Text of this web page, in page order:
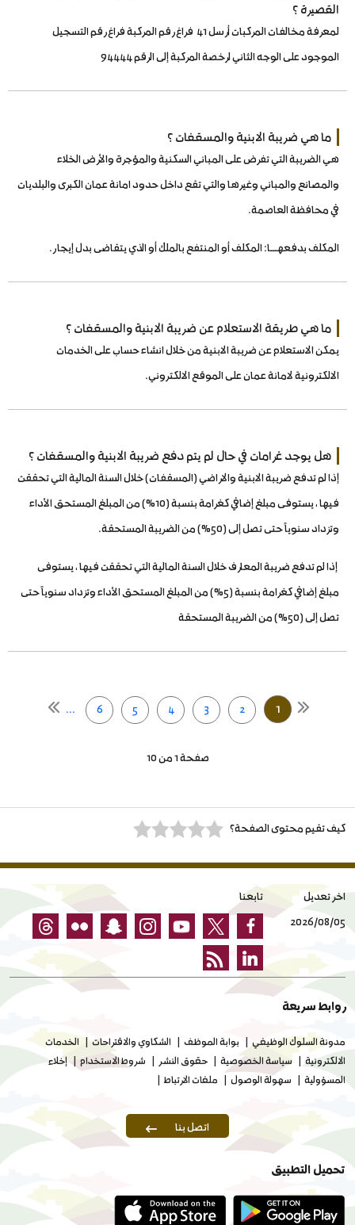
القصيرة ؟
لمعرفة مخالفات المركبات أرسل 41 فراغ رقم المركبة فراغ رقم التسجيل
الموجود على الوجه الثاني لرخصة المركبة إلى الرقم 94444
ما هي ضريبة الابنية والمسقفات ؟
هي الضريبة التي تفرض على المباني السكنية والمؤجرة والأرض الخلاء
والمصانع والمباني وغيرها والتي تقع داخل حدود امانة عمان الكبرى والبلديات
في محافظة العاصمة.
المكلف بدفعهـــا: المكلف أو المنتفع بالملك أو الذي يتقاضى بدل إيجار.
ما هي طريقة الاستعلام عن ضريبة الابنية والمسقفات ؟
يمكن الاستعلام عن ضريبة الابنية من خلال انشاء حساب على الخدمات
الالكترونية لامانة عمان على الموقع الالكتروني.
هل يوجد غرامات في حال لم يتم دفع ضريبة الابنية والمسقفات ؟
إذا لم تدفع ضريبة الابنية والاراضي (المسقفات) خلال السنة المالية التي تحققت
فيها ، يستوفى مبلغ إضافي كغرامة بنسبة (10%) من المبلغ المستحق الأداء
وتزداد سنوياً حتى تصل إلى (50%) من الضريبة المستحقة.
إذا لم تدفع ضريبة المعارف خلال السنة المالية التي تحققت فيها ، يستوفى
مبلغ إضافي كغرامة بنسبة (5%) من المبلغ المستحق الأداء وتزداد سنوياً حتى
تصل إلى (50%) من الضريبة المستحقة
1
2
3
4
5
6
...
صفحة 1 من 10
كيف تقيم محتوى الصفحة؟
اخر تعديل
2026/08/05
تابعنا
روابط سريعة
مدونة السلوك الوظيفي بوابة الموظف الشكاوي والاقتراحات
الخدمات
الالكترونية
سياسة الخصوصية حقوق النشر شروط الاستخدام
إخلاء
المسؤولية
سهولة الوصول ملفات الارتباط
اتصل بنا
تحميل التطبيق